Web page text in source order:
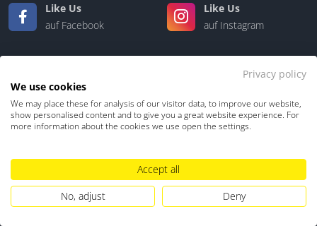
Like Us
auf Facebook
Like Us
auf Instagram
auf LinkedIn
Privacy policy
We use cookies
We may place these for analysis of our visitor data, to improve our website,
show personalised content and to give you a great website experience. For
more information about the cookies we use open the settings.
Accept all
No, adjust
Deny